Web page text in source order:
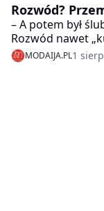
Rozwód?
– A potem był
Rozwód nawet
zakończenie. –
Przemyśl to!”
MODAIJA.PL1